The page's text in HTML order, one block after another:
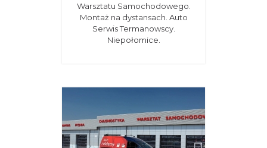
Warsztatu Samochodowego.
Montaż na dystansach. Auto
Serwis Termanowscy.
Niepołomice.